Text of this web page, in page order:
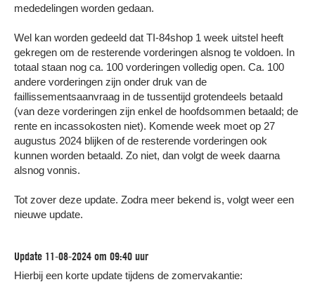
mededelingen worden gedaan.
Wel kan worden gedeeld dat TI-84shop 1 week uitstel heeft
gekregen om de resterende vorderingen alsnog te voldoen. In
totaal staan nog ca. 100 vorderingen volledig open. Ca. 100
andere vorderingen zijn onder druk van de
faillissementsaanvraag in de tussentijd grotendeels betaald
(van deze vorderingen zijn enkel de hoofdsommen betaald; de
rente en incassokosten niet). Komende week moet op 27
augustus 2024 blijken of de resterende vorderingen ook
kunnen worden betaald. Zo niet, dan volgt de week daarna
alsnog vonnis.
Tot zover deze update. Zodra meer bekend is, volgt weer een
nieuwe update.
Update 11-08-2024 om 09:40 uur
Hierbij een korte update tijdens de zomervakantie: